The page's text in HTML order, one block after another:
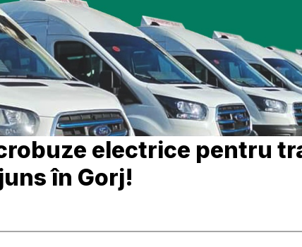
electrice pentru
în Gorj!